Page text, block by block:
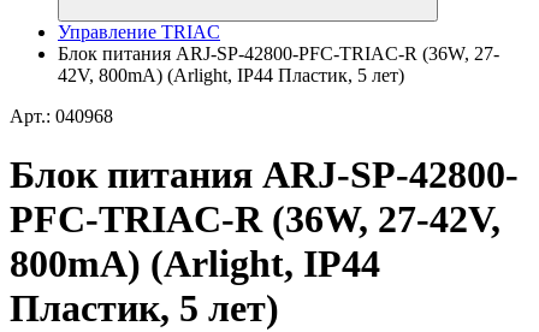
Управление TRIAC
Блок питания ARJ-SP-42800-PFC-TRIAC-R (36W, 27-
42V, 800mA) (Arlight, IP44 Пластик, 5 лет)
Арт.: 040968
Блок питания ARJ-SP-42800-
PFC-TRIAC-R (36W, 27-42V,
800mA) (Arlight, IP44
Пластик, 5 лет)